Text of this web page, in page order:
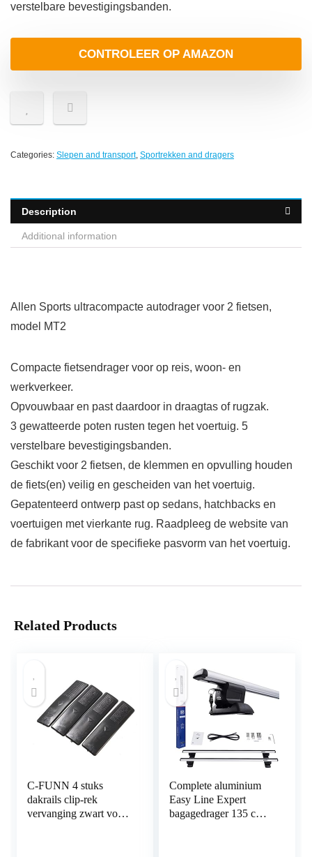
verstelbare bevestigingsbanden.
CONTROLEER OP AMAZON
Categories: Slepen and transport, Sportrekken and dragers
Description
Additional information
Allen Sports ultracompacte autodrager voor 2 fietsen,
model MT2
Compacte fietsendrager voor op reis, woon- en
werkverkeer.
Opvouwbaar en past daardoor in draagtas of rugzak.
3 gewatteerde poten rusten tegen het voertuig. 5
verstelbare bevestigingsbanden.
Geschikt voor 2 fietsen, de klemmen en opvulling houden
de fiets(en) veilig en gescheiden van het voertuig.
Gepatenteerd ontwerp past op sedans, hatchbacks en
voertuigen met vierkante rug. Raadpleeg de website van
de fabrikant voor de specifieke pasvorm van het voertuig.
Related Products
C-FUNN 4 stuks
dakrails clip-rek
vervanging zwart voor
Complete aluminium
Easy Line Expert
bagagedrager 135 cm